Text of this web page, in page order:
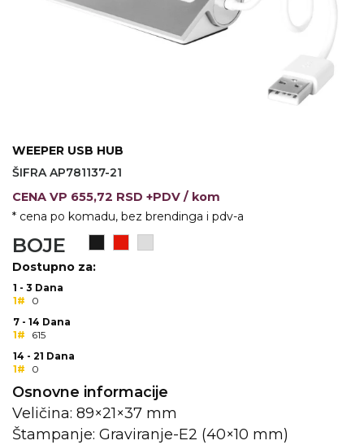
ALAT
ŠOLJE
ZDRAVLJE I LEPOTA
DUKSEVI I KABANICE
KAČKETI, KAPE I ŠEŠIRI
POLO MAJICE
KOŠULJE
UNIFORME
TEHNOLOGIJA
TEHNOLOGIJA
TEKSTIL
TEKSTIL
WEEPER USB HUB
ŠIFRA AP781137-21
CENA VP 655,72 RSD +PDV / kom
* cena po komadu, bez brendinga i pdv-a
BOJE
Dostupno za:
1 - 3 Dana
1#
0
7 - 14 Dana
1#
615
14 - 21 Dana
1#
0
Osnovne informacije
Veličina: 89×21×37 mm
Štampanje: Graviranje-E2 (40×10 mm)